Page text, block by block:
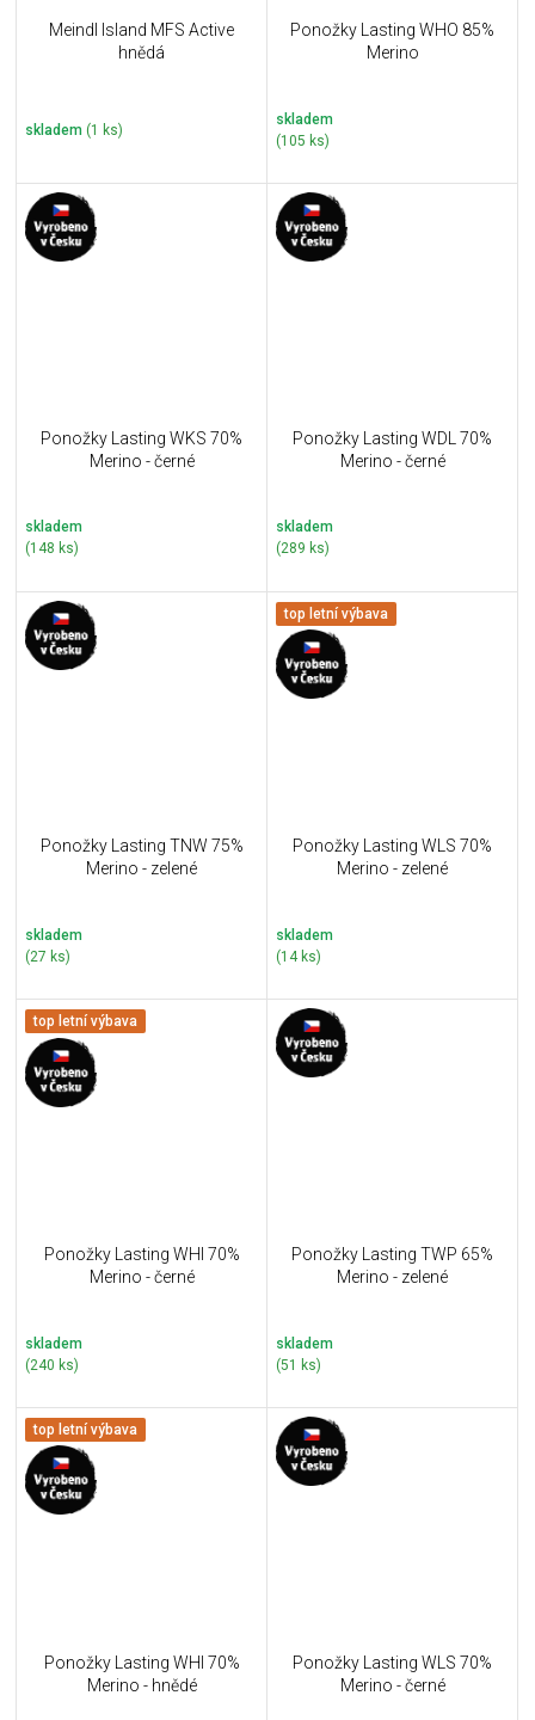
Meindl Island MFS Active
hnědá
skladem (1 ks)
Ponožky Lasting WHO 85%
Merino
skladem
(105 ks)
Ponožky Lasting WKS 70%
Merino - černé
skladem
(148 ks)
Ponožky Lasting WDL 70%
Merino - černé
skladem
(289 ks)
Ponožky Lasting TNW 75%
Merino - zelené
skladem
(27 ks)
top letní výbava
Ponožky Lasting WLS 70%
Merino - zelené
skladem
(14 ks)
top letní výbava
Ponožky Lasting WHI 70%
Merino - černé
skladem
(240 ks)
Ponožky Lasting TWP 65%
Merino - zelené
skladem
(51 ks)
top letní výbava
Ponožky Lasting WHI 70%
Merino - hnědé
Ponožky Lasting WLS 70%
Merino - černé